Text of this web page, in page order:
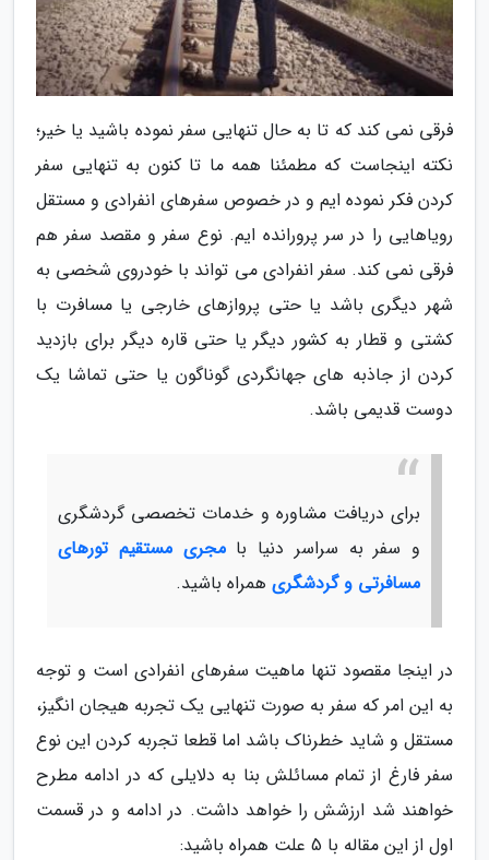
فرقی نمی کند که تا به حال تنهایی سفر نموده باشید یا خیر؛
نکته اینجاست که مطمئنا همه ما تا کنون به تنهایی سفر
کردن فکر نموده ایم و در خصوص سفرهای انفرادی و مستقل
رویاهایی را در سر پرورانده ایم. نوع سفر و مقصد سفر هم
فرقی نمی کند. سفر انفرادی می تواند با خودروی شخصی به
شهر دیگری باشد یا حتی پروازهای خارجی یا مسافرت با
کشتی و قطار به کشور دیگر یا حتی قاره دیگر برای بازدید
کردن از جاذبه های جهانگردی گوناگون یا حتی تماشا یک
دوست قدیمی باشد.
برای دریافت مشاوره و خدمات تخصصی گردشگری
و سفر به سراسر دنیا بامجری مستقیم تورهای
مسافرتی و گردشگری همراه باشید.
در اینجا مقصود تنها ماهیت سفرهای انفرادی است و توجه
به این امر که سفر به صورت تنهایی یک تجربه هیجان انگیز،
مستقل و شاید خطرناک باشد اما قطعا تجربه کردن این نوع
سفر فارغ از تمام مسائلش بنا به دلایلی که در ادامه مطرح
خواهند شد ارزشش را خواهد داشت. در ادامه و در قسمت
اول از این مقاله با 5 علت همراه باشید: